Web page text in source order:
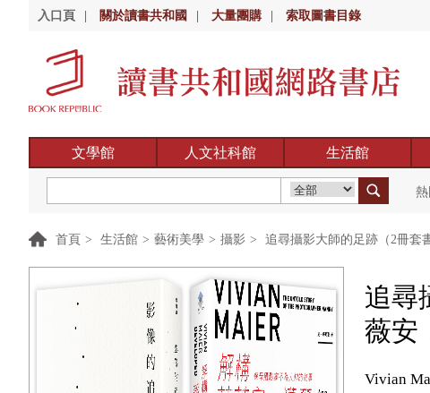
入口頁 關於讀書共和國 大量團購 索取圖書目錄
文學館 人文社科館 生活館
熱
首頁 > 生活館 > 藝術美學 > 攝影 > 追尋攝影大師的足跡（2冊套
追尋
薇安
Vivian